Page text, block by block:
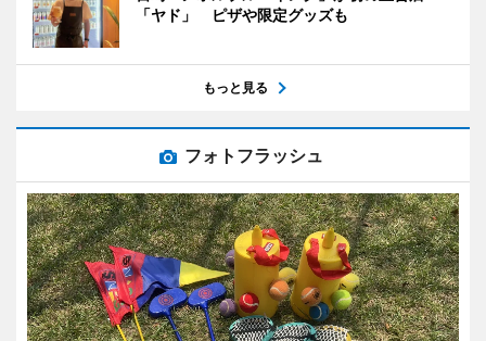
「ヤド」 ピザや限定グッズも
もっと見る
フォトフラッシュ